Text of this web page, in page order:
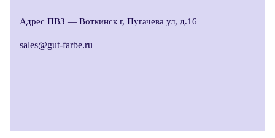
Адрес ПВЗ — Воткинск г, Пугачева ул, д.16
sales@gut-farbe.ru